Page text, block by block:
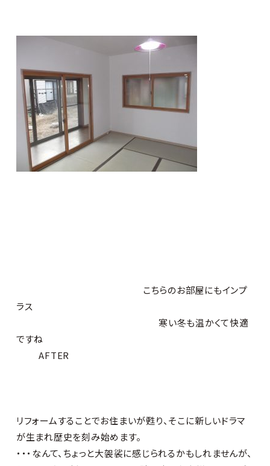
こちらのお部屋にもインプ
ラス
寒い冬も温かくて快適
ですね
AFTER
リフォームすることでお住まいが甦り、そこに新しいドラマ
が生まれ歴史を刻み始めます。
・・・なんて、ちょっと大袈裟に感じられるかもしれませんが、